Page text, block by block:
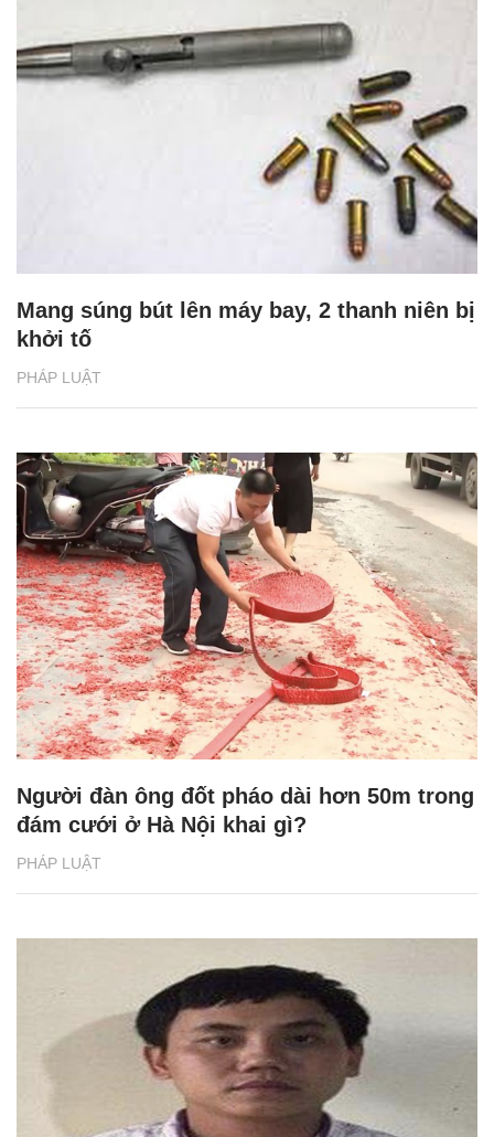
PHÁP LUẬT
Mang súng bút lên máy bay, 2 thanh niên bị
khởi tố
PHÁP LUẬT
Người đàn ông đốt pháo dài hơn 50m trong
đám cưới ở Hà Nội khai gì?